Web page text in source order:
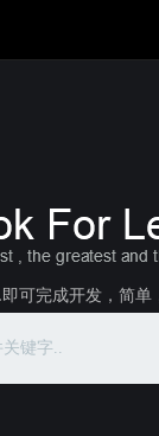
可完成开发，简单